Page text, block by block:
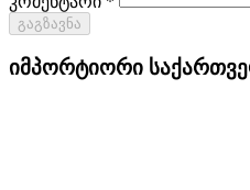
გაგზავნა
იმპორტიორი